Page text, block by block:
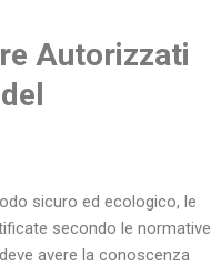
Autorizzati
sicuro ed ecologico, le
secondo le normative
avere la conoscenza